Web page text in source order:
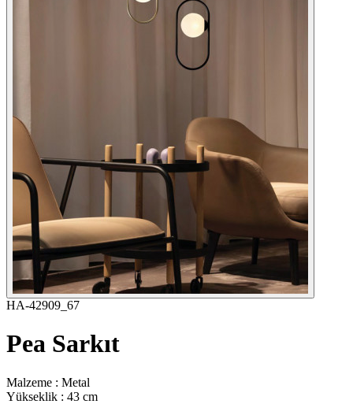
HA-42909_67
Pea Sarkıt
Malzeme : Metal
Yükseklik : 43 cm